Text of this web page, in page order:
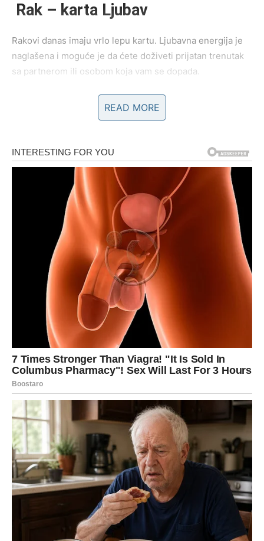
Rak – karta Ljubav
Rakovi danas imaju vrlo lepu kartu. Ljubavna energija je
naglašena i moguće je da ćete doživeti prijatan trenutak
sa partnerom ili osobom koja vam se dopada.
Slobodni Rakovi mogu upoznati nekoga ko im brzo ulazi u
Lav – karta Sreća
Lavovima današnja karta donosi pozitivnu energiju.
Moguće je da ćete imati sreće u situaciji u kojoj to niste
Na poslu može doći do povoljnog obrta, dok u ljubavi dan
donosi lepe trenutke i osmeh.
Devica – karta Put
Device danas mogu razmišljati o promeni ili kraćem
putovanju. Ova karta često simbolizuje i promenu pravca
u životu.
novom.
Vaga – karta Radost
Vage danas mogu doživeti lep trenutak koji će im
popraviti raspoloženje. Ova karta donosi druženje, smeh i
prijatnu energiju.
Moguće je da ćete provesti vreme sa osobama koje vam
READ MORE